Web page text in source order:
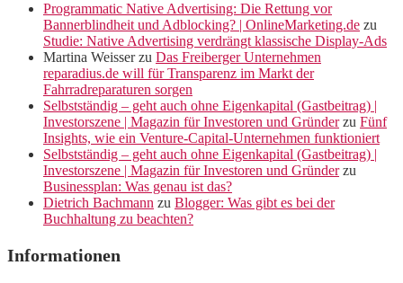
Programmatic Native Advertising: Die Rettung vor
Bannerblindheit und Adblocking? | OnlineMarketing.de zu
Studie: Native Advertising verdrängt klassische Display-Ads
Martina Weisserzu Das Freiberger Unternehmen
reparadius.de will für Transparenz im Markt der
Fahrradreparaturen sorgen
Selbstständig – geht auch ohne Eigenkapital (Gastbeitrag) |
Investorszene | Magazin für Investoren und Gründerzu Fünf
Insights, wie ein Venture-Capital-Unternehmen funktioniert
Selbstständig – geht auch ohne Eigenkapital (Gastbeitrag) |
Investorszene | Magazin für Investoren und Gründerzu
Businessplan: Was genau ist das?
Dietrich Bachmann zu Blogger: Was gibt es bei der
Buchhaltung zu beachten?
Informationen